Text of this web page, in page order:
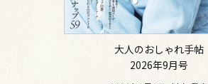
大人のおしゃれ手帖
2026年9月号